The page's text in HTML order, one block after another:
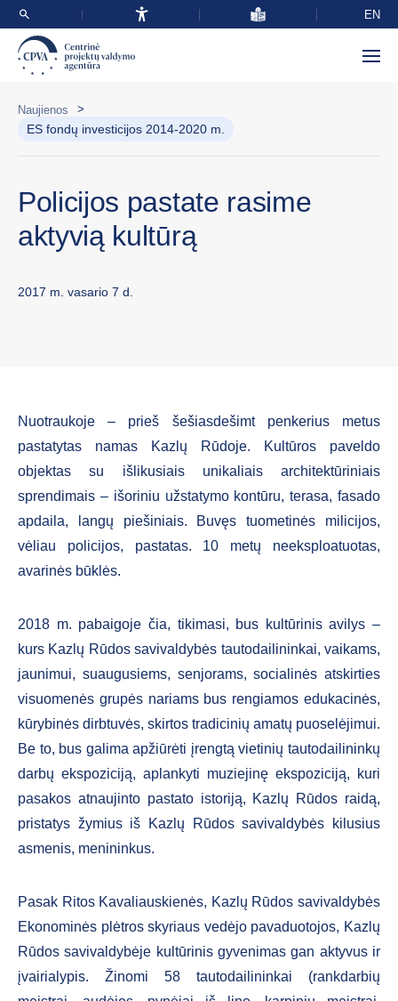
EN
Naujienos >
ES fondų investicijos 2014-2020 m.
Policijos pastate rasime
aktyvią kultūrą
2017 m. vasario 7 d.
Nuotraukoje – prieš šešiasdešimt penkerius metus
pastatytas namas Kazlų Rūdoje. Kultūros paveldo
objektas su išlikusiais unikaliais architektūriniais
sprendimais – išoriniu užstatymo kontūru, terasa, fasado
apdaila, langų piešiniais. Buvęs tuometinės milicijos,
vėliau policijos, pastatas. 10 metų neeksploatuotas,
avarinės būklės.
2018 m. pabaigoje čia, tikimasi, bus kultūrinis avilys –
kurs Kazlų Rūdos savivaldybės tautodailininkai, vaikams,
jaunimui, suaugusiems, senjorams, socialinės atskirties
visuomenės grupės nariams bus rengiamos edukacinės,
kūrybinės dirbtuvės, skirtos tradicinių amatų puoselėjimui.
Be to, bus galima apžiūrėti įrengtą vietinių tautodailininkų
darbų ekspoziciją, aplankyti muziejinę ekspoziciją, kuri
pasakos atnaujinto pastato istoriją, Kazlų Rūdos raidą,
pristatys žymius iš Kazlų Rūdos savivaldybės kilusius
asmenis, menininkus.
Pasak Ritos Kavaliauskienės, Kazlų Rūdos savivaldybės
Ekonominės plėtros skyriaus vedėjo pavaduotojos, Kazlų
Rūdos savivaldybėje kultūrinis gyvenimas gan aktyvus ir
įvairialypis. Žinomi 58 tautodailininkai (rankdarbių